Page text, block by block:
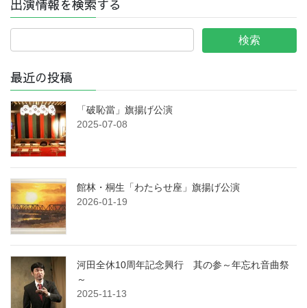
出演情報を検索する
最近の投稿
「破恥當」旗揚げ公演
2025-07-08
館林・桐生「わたらせ座」旗揚げ公演
2026-01-19
河田全休10周年記念興行 其の参～年忘れ音曲祭
～
2025-11-13